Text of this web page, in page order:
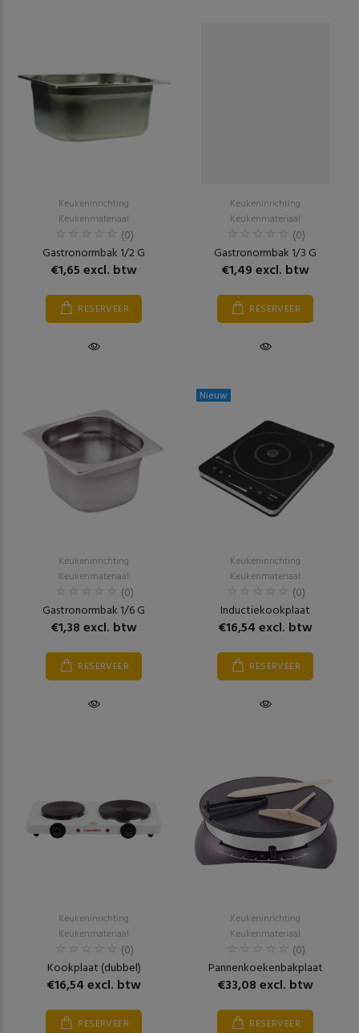
Keukeninrichting
Keukenmateriaal
(0)
Gastronormbak 1/2 G
€1,65 excl. btw
RESERVEER
Keukeninrichting
Keukenmateriaal
(0)
Gastronormbak 1/3 G
€1,49 excl. btw
RESERVEER
Keukeninrichting
Keukenmateriaal
(0)
Gastronormbak 1/6 G
€1,38 excl. btw
RESERVEER
Nieuw
Keukeninrichting
Keukenmateriaal
(0)
Inductiekookplaat
€16,54 excl. btw
RESERVEER
Keukeninrichting
Keukenmateriaal
(0)
Kookplaat (dubbel)
€16,54 excl. btw
RESERVEER
Keukeninrichting
Keukenmateriaal
(0)
Pannenkoekenbakplaat
€33,08 excl. btw
RESERVEER